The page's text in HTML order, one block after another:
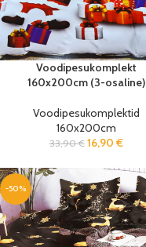
Voodipesukomplekt
160x200cm (3-osaline)
Voodipesukomplektid
160x200cm
33,90€ 16,90 €
-50%